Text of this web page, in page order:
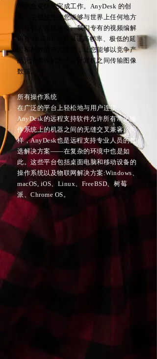
帮助您更快地完成工作。AnyDesk 的创
使您能够与世界上任何地方
的任何人无缝连接。我们专有的视频编解
码器 DeskRT 始终保证高帧率、极低的延
迟和高效的带宽使用，让您能够以竞争产
品无法实现的方式在计算机之间传输图像
数据。
所有操作系统
在广泛的平台上轻松地与用户连接。
AnyDesk的远程支持软件允许所有常见操
作系统上的机器之间的无缝交叉兼容。同
样，AnyDesk也是远程支持专业人员的首
选解决方案——在复杂的环境中也是如
此。这些平台包括桌面电脑和移动设备的
操作系统以及物联网解决方案:Windows、
macOS, iOS、Linux、FreeBSD、树莓
派、Chrome OS。